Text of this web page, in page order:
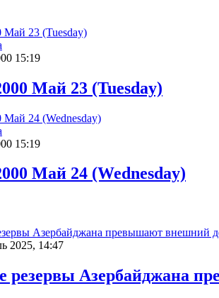
15:19
Май 23 (Tuesday)
15:19
Май 24 (Wednesday)
2025, 14:47
резервы Азербайджана